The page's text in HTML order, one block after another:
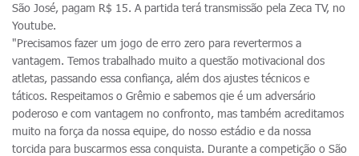
São José, pagam R$ 15. A partida terá transmissão pela Zeca TV, no
Youtube.
"Precisamos fazer um jogo de erro zero para revertermos a
vantagem. Temos trabalhado muito a questão motivacional dos
atletas, passando essa confiança, além dos ajustes técnicos e
táticos. Respeitamos o Grêmio e sabemos qie é um adversário
poderoso e com vantagem no confronto, mas também acreditamos
muito na força da nossa equipe, do nosso estádio e da nossa
torcida para buscarmos essa conquista. Durante a competição o São